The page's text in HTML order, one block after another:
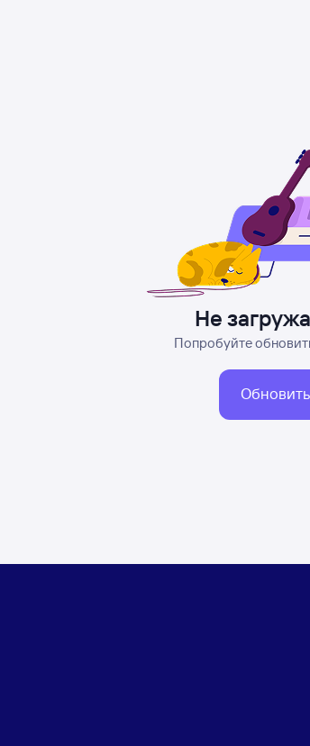
Не
Попробуйте
Обновить